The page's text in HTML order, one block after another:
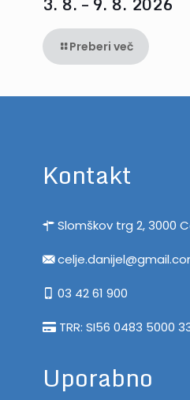
Preberi več
Kontakt
Slomškov trg 2, 3000
03 42 61 900
TRR: SI56 0483 5000
Uporabno